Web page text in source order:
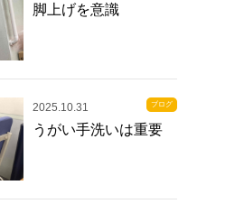
脚上げを意識
2025.10.31 ブログ
うがい手洗いは重要